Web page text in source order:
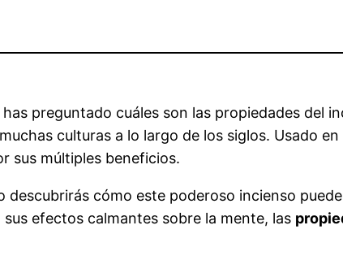
has preguntado cuáles son las propiedades del
culturas a lo largo de los siglos. Usado
sus múltiples beneficios.
descubrirás cómo este poderoso incienso
sus efectos calmantes sobre la mente, las